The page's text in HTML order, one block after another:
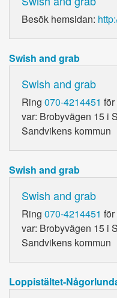
Besök hemsidan:
Swish and grab
Swish and grab
Ring 070-4214451
var: Brobyvägen 15 i
Sandvikens kommun
Swish and grab
Swish and grab
Ring 070-4214451
var: Brobyvägen 15 i
Sandvikens kommun
Loppistältet-